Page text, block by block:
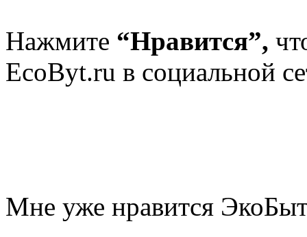
Нажмите “Нравится”,
EcoByt.ru в социальной
Мне уже нравится